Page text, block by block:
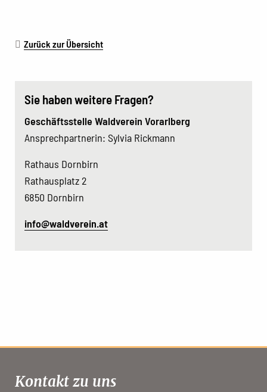
Zurück zur Übersicht
Sie haben weitere Fragen?
Geschäftsstelle Waldverein Vorarlberg
Ansprechpartnerin: Sylvia Rickmann
Rathaus Dornbirn
Rathausplatz 2
6850 Dornbirn
info@waldverein.at
Kontakt zu uns